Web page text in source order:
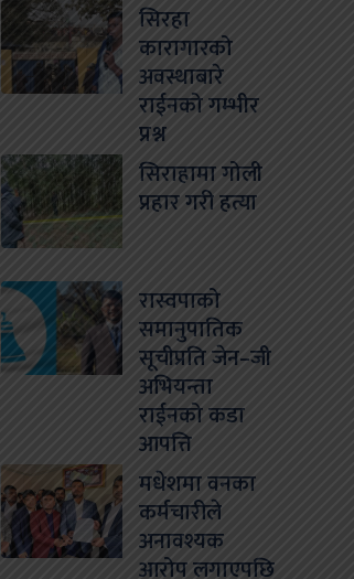
सिरहा
कारागारको
अवस्थाबारे
राईनको गम्भीर
प्रश्न
सिराहामा गोली
प्रहार गरी हत्या
रास्वपाको
समानुपातिक
सूचीप्रति जेन–जी
अभियन्ता
राईनको कडा
आपत्ति
मधेशमा वनका
कर्मचारीले
अनावश्यक
आरोप लगाएपछि